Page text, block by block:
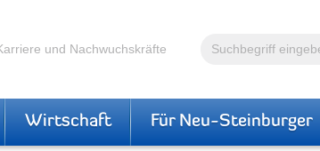
Volltextsuche
und Nachwuchskräfte
Wirtschaft Für Neu-Steinburger